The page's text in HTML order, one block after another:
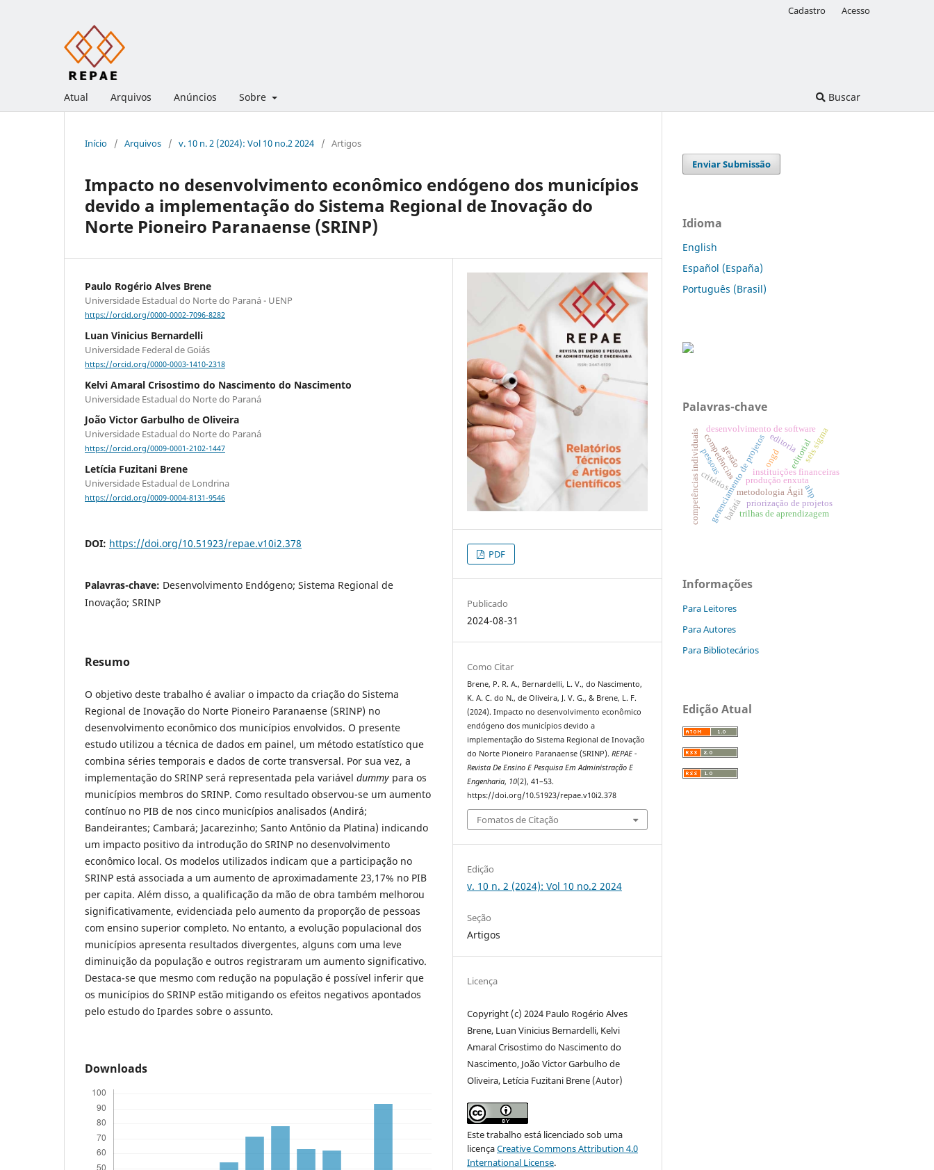
Atual Arquivos Anúncios Sobre Buscar
Cadastro Acesso
Início / Arquivos / v. 10 n. 2 (2024): Vol 10 no.2 2024 / Artigos
Impacto no desenvolvimento econômico endógeno dos municípios
devido a implementação do Sistema Regional de Inovação do
Norte Pioneiro Paranaense (SRINP)
Paulo Rogério Alves Brene
Universidade Estadual do Norte do Paraná - UENP
https://orcid.org/0000-0002-7096-8282
Luan Vinicius Bernardelli
Universidade Federal de Goiás
https://orcid.org/0000-0003-1410-2318
Kelvi Amaral Crisostimo do Nascimento do Nascimento
Universidade Estadual do Norte do Paraná
João Victor Garbulho de Oliveira
Universidade Estadual do Norte do Paraná
https://orcid.org/0009-0001-2102-1447
Letícia Fuzitani Brene
Universidade Estadual de Londrina
https://orcid.org/0009-0004-8131-9546
DOI: https://doi.org/10.51923/repae.v10i2.378
Palavras-chave: Desenvolvimento Endógeno; Sistema Regional de
Inovação; SRINP
Resumo
O objetivo deste trabalho é avaliar o impacto da criação do Sistema
Regional de Inovação do Norte Pioneiro Paranaense (SRINP) no
desenvolvimento econômico dos municípios envolvidos. O presente
estudo utilizou a técnica de dados em painel, um método estatístico que
combina séries temporais e dados de corte transversal. Por sua vez, a
implementação do SRINP será representada pela variável dummy para os
municípios membros do SRINP. Como resultado observou-se um aumento
contínuo no PIB de nos cinco municípios analisados (Andirá;
Bandeirantes; Cambará; Jacarezinho; Santo Antônio da Platina) indicando
um impacto positivo da introdução do SRINP no desenvolvimento
econômico local. Os modelos utilizados indicam que a participação no
SRINP está associada a um aumento de aproximadamente 23,17% no PIB
per capita. Além disso, a qualificação da mão de obra também melhorou
significativamente, evidenciada pelo aumento da proporção de pessoas
com ensino superior completo. No entanto, a evolução populacional dos
municípios apresenta resultados divergentes, alguns com uma leve
diminuição da população e outros registraram um aumento significativo.
Destaca-se que mesmo com redução na população é possível inferir que
os municípios do SRINP estão mitigando os efeitos negativos apontados
pelo estudo do Ipardes sobre o assunto.
Downloads
PDF
Publicado
2024-08-31
Como Citar
Brene, P. R. A., Bernardelli, L. V., do Nascimento,
K. A. C. do N., de Oliveira, J. V. G., & Brene, L. F.
(2024). Impacto no desenvolvimento econômico
endógeno dos municípios devido a
implementação do Sistema Regional de Inovação
do Norte Pioneiro Paranaense (SRINP).REPAE -
Revista De Ensino E Pesquisa Em Administração E
Engenharia, 10(2), 41–53.
https://doi.org/10.51923/repae.v10i2.378
Fomatos de Citação
Edição
v. 10 n. 2 (2024): Vol 10 no.2 2024
Seção
Artigos
Licença
Copyright (c) 2024 Paulo Rogério Alves
Brene, Luan Vinicius Bernardelli, Kelvi
Amaral Crisostimo do Nascimento do
Nascimento, João Victor Garbulho de
Oliveira, Letícia Fuzitani Brene (Autor)
Este trabalho está licenciado sob uma
licençaCreative Commons Attribution 4.0
International License.
Enviar Submissão
Idioma
English
Español (España)
Português (Brasil)
Palavras-chave
gerenciamento de projetosmetodologia Ágil
desenvolvimento de software
competências instituições financeiras
ahp
priorização de projetos
ongd
bafatá
critérios
trilhas de aprendizagem
produção enxuta
seis sigma
editorial
editoria
competências individuais gestão
pessoas
Informações
Para Leitores
Para Autores
Para Bibliotecários
Edição Atual